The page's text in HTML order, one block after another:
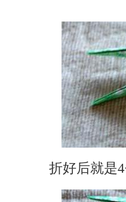
折好后就是